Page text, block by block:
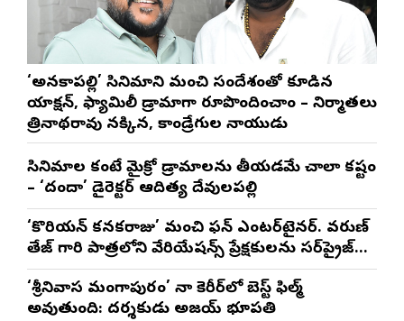
‘అనకాపల్లి’ సినిమాని మంచి సందేశంతో కూడిన
యాక్షన్, ఫ్యామిలీ డ్రామాగా రూపొందించాం – నిర్మాతలు
త్రినాథరావు నక్కిన, కాండ్రేగుల నాయుడు
సినిమాల కంటే మైక్రో డ్రామాలను తీయడమే చాలా కష్టం
– ‘దందా’ డైరెక్ట‌ర్ ఆదిత్య దేవులపల్లి
‘కొరియన్ కనకరాజు’ మంచి ఫన్ ఎంటర్‌టైనర్. వరుణ్
తేజ్ గారి పాత్రలోని వేరియేషన్స్ ప్రేక్షకులను సర్‌ప్రైజ్
చేస్తాయి : దర్శకుడు మేర్లపాక గాంధీ
‘శ్రీనివాస మంగాపురం’ నా కెరీర్‌లో బెస్ట్ ఫిల్మ్
అవుతుంది: దర్శకుడు అజయ్ భూపతి